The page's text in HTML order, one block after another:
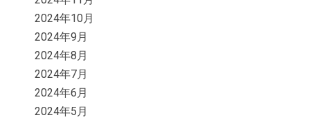
2024年10月
2024年9月
2024年8月
2024年7月
2024年6月
2024年5月